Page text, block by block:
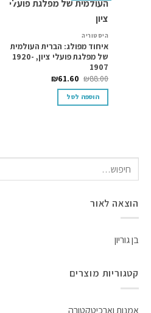
לאור
מוצרים
וארכיטקטורה
היסטוריה
איחוד מפולג: הברית העולמית
של מפלגת פועלי ציון, 1920-
1907
₪88.00
₪61.60
הוספה לסל